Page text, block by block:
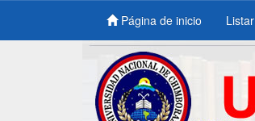
Página de inicio Listar